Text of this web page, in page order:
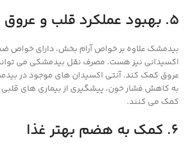
5. بهبود عملکرد قلب و عروق
بیدمشک علاوه بر خواص آرام بخش، دارای خواص ضد
اکسیدانی نیز هست. مصرف نقل بیدمشکی می
عروق کمک کند. آنتی اکسیدان های موجود در
به کاهش فشار خون، پیشگیری از بیماری های
کمک می کنند.
6. کمک به هضم بهتر غذا